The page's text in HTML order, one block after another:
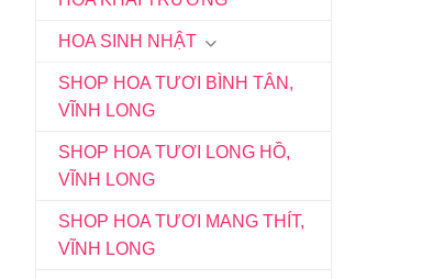
HOA SINH NHẬT
SHOP HOA TƯƠI BÌNH TÂN,
VĨNH LONG
SHOP HOA TƯƠI LONG HỒ,
VĨNH LONG
SHOP HOA TƯƠI MANG THÍT,
VĨNH LONG